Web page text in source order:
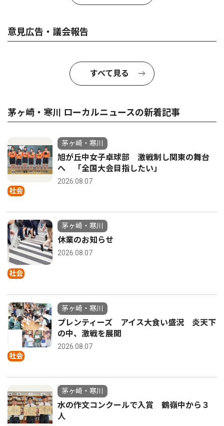
意見広告・議会報告
すべて見る
茅ヶ崎・寒川 ローカルニュースの新着記事
社会
茅ヶ崎・寒川
旭が丘中女子卓球部 激戦制し関東の舞台
へ 「全国大会目指したい」
2026.08.07
社会
茅ヶ崎・寒川
休業のお知らせ
2026.08.07
社会
茅ヶ崎・寒川
プレンティーズ アイス大食い盛況 炎天下
の中、激戦を展開
2026.08.07
茅ヶ崎・寒川
水の作文コンクールで入賞 鶴嶺中から３
人